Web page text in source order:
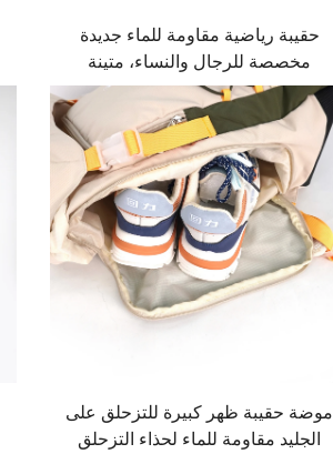
حقيبة رياضية مقاومة للماء جديدة
مخصصة للرجال والنساء، متينة
للاستخدام في صالة الألعاب الرياضية
والسفر
موضة حقيبة ظهر كبيرة للتزحلق على
الجليد مقاومة للماء لحذاء التزحلق